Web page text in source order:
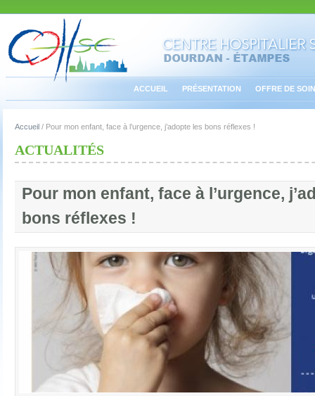
ACCUEIL PRÉSENTATION OFFRE DE
Accueil / Pour mon enfant, face à l’urgence, j’adopte les bons réflexes !
ACTUALITÉS
Pour mon enfant, face à l’urgence,
bons réflexes !